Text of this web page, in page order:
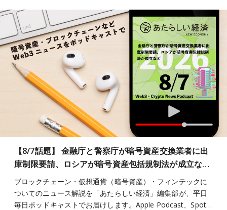
【8/7話題】 金融庁と警察庁が暗号資産交換業者に出
庫制限要請、ロシアが暗号資産包括規制法が成立な…
ブロックチェーン・仮想通貨（暗号資産）・フィンテックに
ついてのニュース解説を「あたらしい経済」編集部が、平日
毎日ポッドキャストでお届けします。Apple Podcast、Spot…